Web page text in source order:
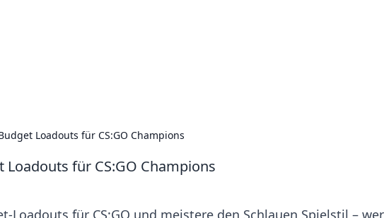
Loadouts für CS:GO Champions
Loadouts für CS:GO Champions
Loadouts für CS:GO und meistere den Schlauen Spielstil –